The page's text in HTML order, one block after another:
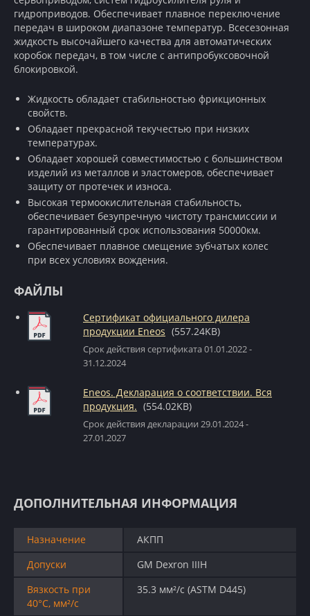
гидроприводов. Обеспечивает плавное переключение
передач в широком диапазоне температур. Всесезонная
жидкость высочайшего качества для автоматических
коробок передач, в том числе с антипробуксовочной
блокировкой.
Жидкость обладает стабильностью фрикционных
свойств.
Обладает прекрасной текучестью при низких
температурах.
Обладает хорошей совместимостью с большинством
изделий из металлов и эластомеров, обеспечивает
защиту от протечек и износа.
Высокая термоокислительная стабильность,
обеспечивает безупречную чистоту трансмиссии и
гарантированный срок использования 50000км.
Обеспечивает плавное смещение зубчатых колес
при всех условиях вождения.
ФАЙЛЫ
Сертификат официального дилера
продукции Eneos (557.24KB)
Срок действия сертификата 01.01.2022 -
31.12.2024
Eneos. Декларация о соответствии. Вся
продукция. (554.02KB)
Срок действия декларации 29.01.2024 -
27.01.2027
ДОПОЛНИТЕЛЬНАЯ ИНФОРМАЦИЯ
Назначение
АКПП
Допуски
GM Dexron IIIH
Вязкость при
40°C, мм²/с
35.3 мм²/с (ASTM D445)